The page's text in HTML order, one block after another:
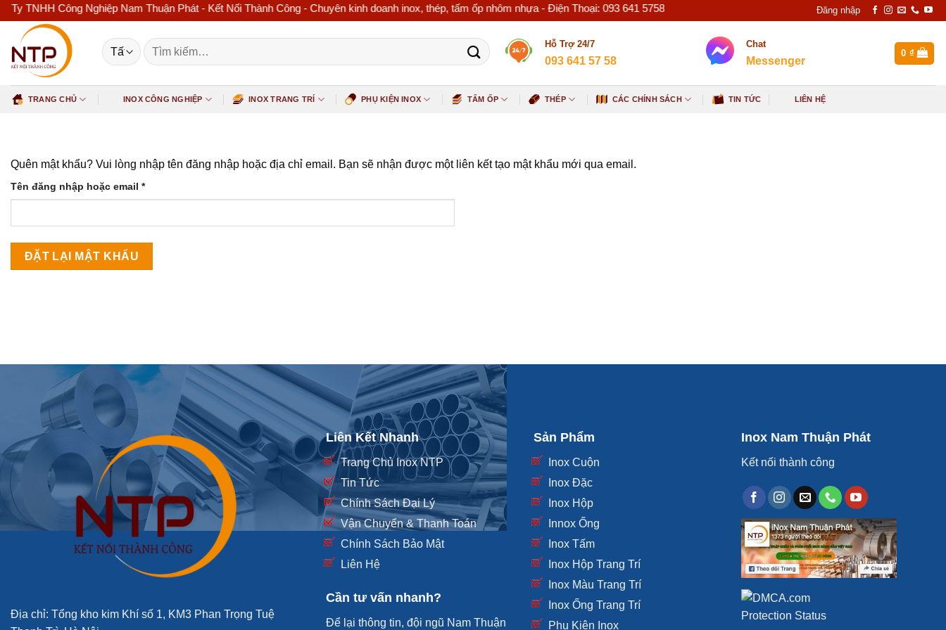
Bỏ
dung
TNHH Công Nghiệp Nam Thuận Phát - Kết Nối Thành Công - Chuyên kinh doanh inox, thép, tấm ốp nhôm nhựa - Điện Thoại: 093 641 5758 Đăng nhập
Tìm
kiếm:
Hỗ Trợ 24/7
093 641 57 58
Chat
Messenger
0 ₫
TRANG CHỦ INOX CÔNG NGHIỆP INOX TRANG TRÍ PHỤ KIỆN INOX TẤM ỐP THÉP CÁC CHÍNH SÁCH TIN TỨC LIÊN HỆ
Quên mật khẩu? Vui lòng nhập tên đăng nhập hoặc địa chỉ email. Bạn sẽ nhận được một liên kết tạo mật khẩu mới qua email.
Tên đăng nhập hoặc email *Bắt
buộc
ĐẶT LẠI MẬT KHẨU
Địa chỉ: Tổng kho kim Khí số 1, KM3 Phan Trọng Tuệ
Liên Kết Nhanh
Trang Chủ Inox NTP
Tin Tức
Chính Sách Đại Lý
Vận Chuyển & Thanh Toán
Chính Sách Bảo Mật
Liên Hệ
Cần tư vấn nhanh?
Để lại thông tin, đội ngũ Nam Thuận
Sản Phẩm
Inox Cuộn
Inox Đặc
Inox Hộp
Innox Ống
Inox Tấm
Inox Hộp Trang Trí
Inox Màu Trang Trí
Inox Ống Trang Trí
Phụ Kiện Inox
Inox Nam Thuận Phát
Kết nối thành công